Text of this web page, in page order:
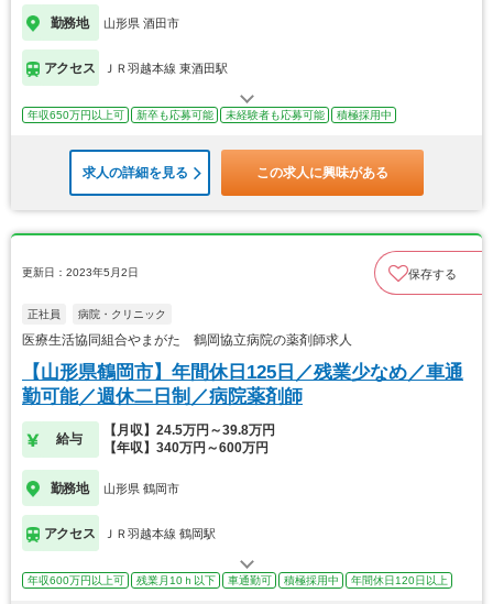
勤務地 山形県 酒田市
アクセス ＪＲ羽越本線 東酒田駅
年収650万円以上可 新卒も応募可能 未経験者も応募可能 積極採用中
求人の詳細を見る この求人に興味がある
更新日：2023年5月2日 保存する
正社員 病院・クリニック
医療生活協同組合やまがた 鶴岡協立病院の薬剤師求人
【山形県鶴岡市】年間休日125日／残業少なめ／車通
勤可能／週休二日制／病院薬剤師
給与
【月収】24.5万円～39.8万円
【年収】340万円～600万円
勤務地 山形県 鶴岡市
アクセス ＪＲ羽越本線 鶴岡駅
年収600万円以上可 残業月10ｈ以下 車通勤可 積極採用中 年間休日120日以上